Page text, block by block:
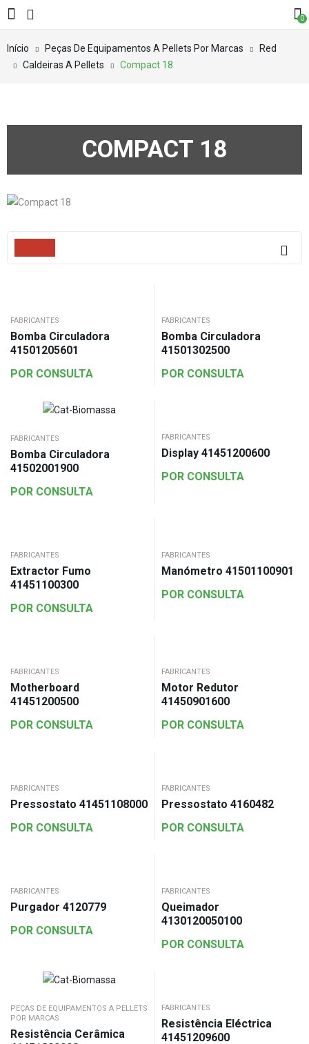
0
Início Peças De Equipamentos A Pellets Por Marcas
Red
Caldeiras A Pellets
Compact 18
COMPACT 18
FABRICANTES
Bomba Circuladora
41501205601
POR CONSULTA
FABRICANTES
Bomba Circuladora
41501302500
POR CONSULTA
FABRICANTES
Bomba Circuladora
41502001900
POR CONSULTA
FABRICANTES
Display 41451200600
POR CONSULTA
FABRICANTES
Extractor Fumo
41451100300
POR CONSULTA
FABRICANTES
Manómetro 41501100901
POR CONSULTA
FABRICANTES
Motherboard
41451200500
POR CONSULTA
FABRICANTES
Motor Redutor
41450901600
POR CONSULTA
FABRICANTES
Pressostato 41451108000
POR CONSULTA
FABRICANTES
Pressostato 4160482
POR CONSULTA
FABRICANTES
Purgador 4120779
POR CONSULTA
FABRICANTES
Queimador
4130120050100
POR CONSULTA
PEÇAS DE EQUIPAMENTOS A PELLETS
POR MARCAS
Resistência Cerâmica
FABRICANTES
Resistência Eléctrica
41451209600